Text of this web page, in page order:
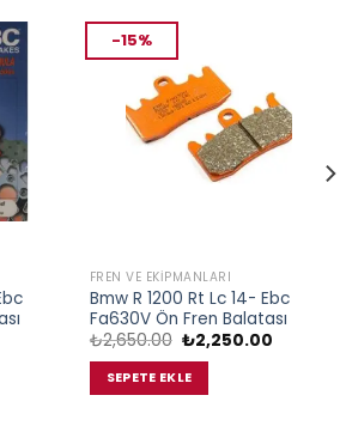
-15%
FREN VE EKIPMANLARI
Bmw R 1200 Rt Lc 14- Ebc
Fa630V Ön Fren Balatası
₺2,650.00 Orijinal
fiyat:
₺2,650.00.
₺2,250.00Şu
SEPETE EKLE